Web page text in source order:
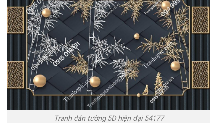
Tranh dán tường 5D hiện đại 54177